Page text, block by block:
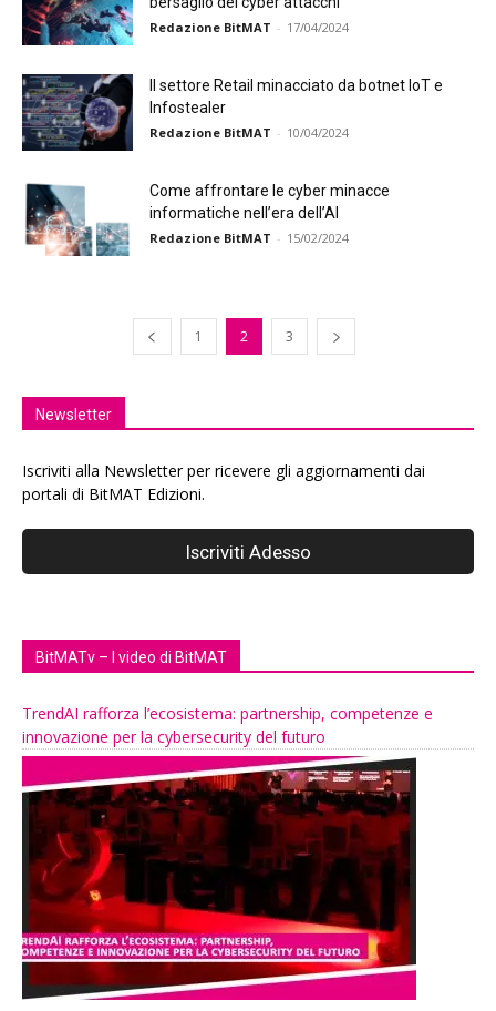
Redazione BitMAT - 17/04/2024
Il settore Retail minacciato da botnet IoT e
Infostealer
Redazione BitMAT - 10/04/2024
Come affrontare le cyber minacce
informatiche nell’era dell’AI
Redazione BitMAT - 15/02/2024
1 2 3
Newsletter
Iscriviti alla Newsletter per ricevere gli aggiornamenti dai
portali di BitMAT Edizioni.
BitMATv – I video di BitMAT
TrendAI rafforza l’ecosistema: partnership, competenze e
innovazione per la cybersecurity del futuro